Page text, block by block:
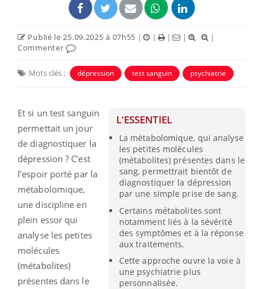
Publié le 25.09.2025 à 07h55 | | | |
|
Commenter
Mots clés : dépression test sanguin psychiatrie
L'ESSENTIEL
La métabolomique, qui analyse
les petites molécules
(métabolites) présentes dans le
sang, permettrait bientôt de
diagnostiquer la dépression
par une simple prise de sang.
Certains métabolites sont
notamment liés à la sévérité
des symptômes et à la réponse
aux traitements.
Cette approche ouvre la voie à
une psychiatrie plus
personnalisée.
Et si un test sanguin
permettait un jour
de diagnostiquer la
dépression ? C’est
l’espoir porté par la
métabolomique,
une discipline en
plein essor qui
analyse les petites
molécules
(métabolites)
présentes dans le